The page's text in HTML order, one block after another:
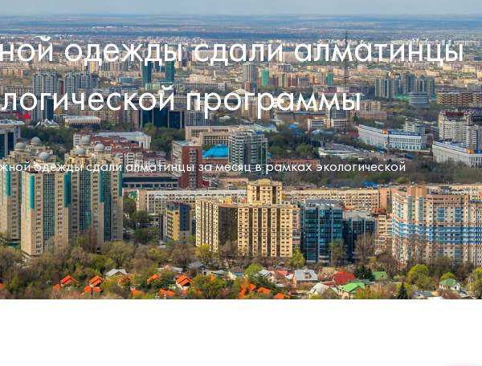
одежды сдали алматинцы
программы
одежды сдали алматинцы за месяц в рамках экологической